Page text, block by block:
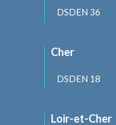
DSDEN 36
Cher
DSDEN 18
Loir-et-Cher